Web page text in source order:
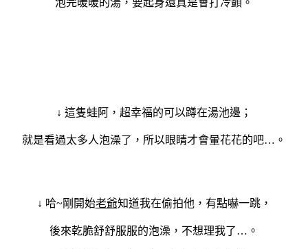
↓ 這隻蛙阿，超幸福的可以蹲在湯池邊；
就是看過太多人泡澡了，所以眼睛才會暈花花的吧…。
↓ 哈~剛開始老爺知道我在偷拍他，有點嚇一跳，
後來乾脆舒舒服服的泡澡，不想理我了…。